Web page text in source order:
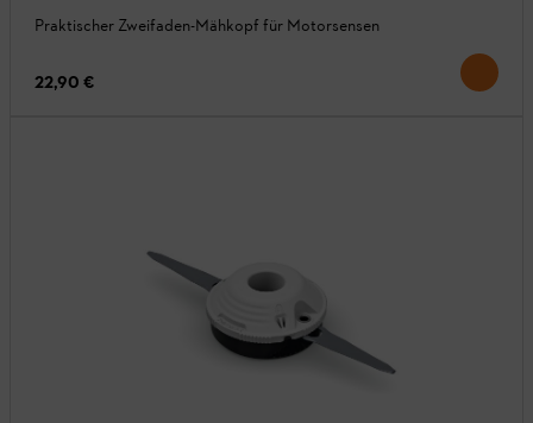
Praktischer Zweifaden-Mähkopf für Motorsensen
22,90 €